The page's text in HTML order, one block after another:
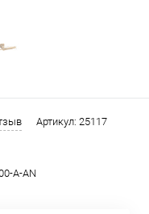
Артикул: 25117
А-AN